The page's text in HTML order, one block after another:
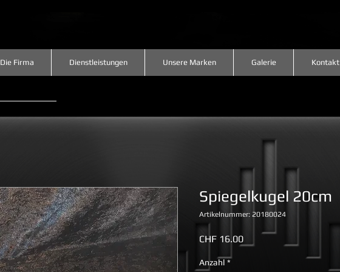
Spiegelkugel 20cm
Artikelnummer: 20180024
CHF 16.00Preis
Anzahl *
Die Firma Dienstleistungen Unsere Marken Galerie Kontakt